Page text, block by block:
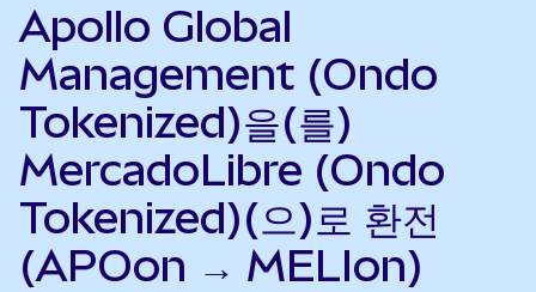
Apollo Global
Management (Ondo
Tokenized)을(를)
MercadoLibre (Ondo
Tokenized)(으)로 환전
(APOon → MELIon)